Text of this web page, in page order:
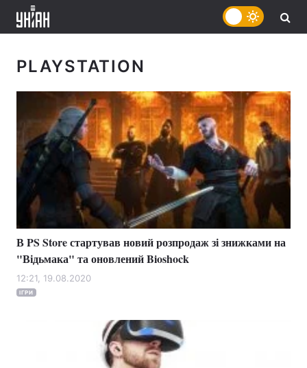
PLAYSTATION
В PS Store стартував новий розпродаж зі знижками на
"Відьмака" та оновлений Bioshock
12:21, 19.08.2020
ІГРИ